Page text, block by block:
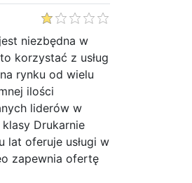
niezbędna w
korzystać z usług
rynku od wielu
ilości
liderów w
Drukarnie
lat oferuje usługi w
zapewnia ofertę